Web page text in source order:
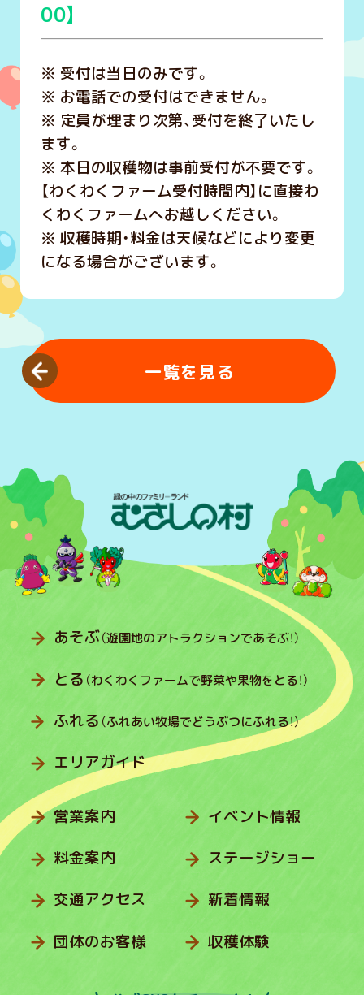
00】
※ 受付は当日のみです。
※ お電話での受付はできません。
※ 定員が埋まり次第、受付を終了いたし
ます。
※ 本日の収穫物は事前受付が不要です。
【わくわくファーム受付時間内】に直接わ
くわくファームへお越しください。
※ 収穫時期・料金は天候などにより変更
になる場合がございます。
一覧を見る
あそぶ（遊園地のアトラクションであそぶ！）
とる （わくわくファームで野菜や果物をとる！）
ふれる （ふれあい牧場でどうぶつにふれる！）
エリアガイド
営業案内
料金案内
交通アクセス
団体のお客様
イベント情報
ステージショー
新着情報
収穫体験